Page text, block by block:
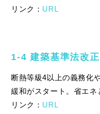
リンク： URL
1‑4 建築基準法改
断熱等級4以上の義務化
緩和がスタート。省エネ
リンク： URL